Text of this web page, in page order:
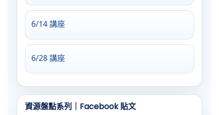
6/14 講座
6/28 講座
資源盤點系列｜Facebook 貼文